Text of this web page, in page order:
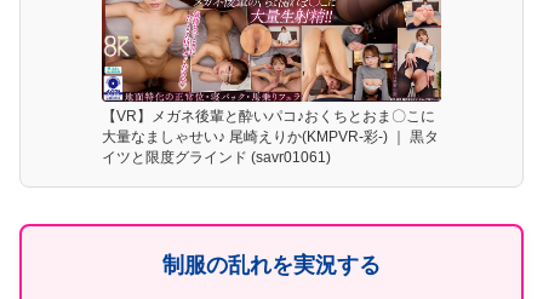
【VR】メガネ後輩と酔いパコ♪おくちとおま〇こに
大量なましゃせい♪ 尾崎えりか(KMPVR-彩-) ｜ 黒タ
イツと限度グラインド (savr01061)
制服の乱れを実況する